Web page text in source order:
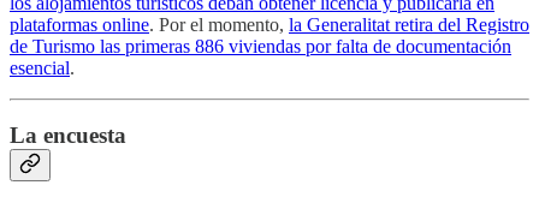
plataformas online. Por el momento, la Generalitat retira del Registro
de Turismo las primeras 886 viviendas por falta de documentación
esencial.
La encuesta